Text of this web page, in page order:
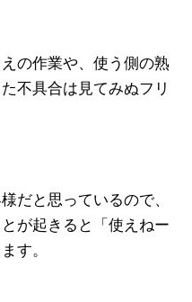
の作業や、使う側の熟
不具合は見てみぬフリ
だと思っているので、
が起きると「使えねー
す。